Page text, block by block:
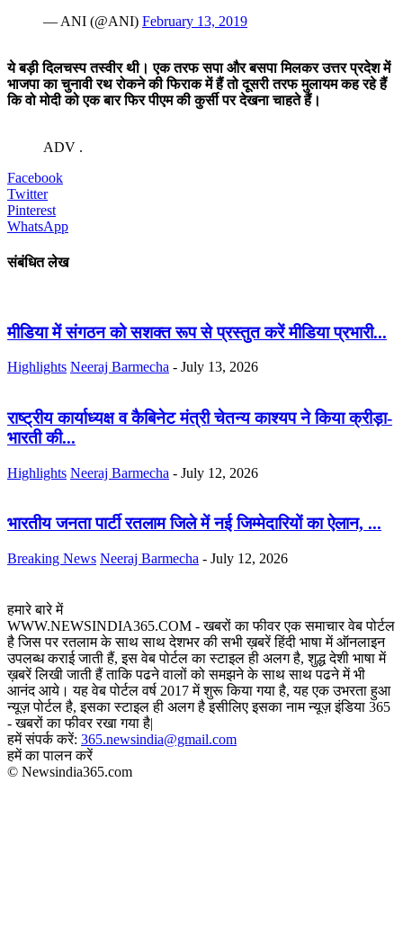
— ANI (@ANI) February 13, 2019
ये बड़ी दिलचस्प तस्वीर थी। एक तरफ सपा और बसपा मिलकर उत्तर प्रदेश में
भाजपा का चुनावी रथ रोकने की फिराक में हैं तो दूसरी तरफ मुलायम कह रहे हैं
कि वो मोदी को एक बार फिर पीएम की कुर्सी पर देखना चाहते हैं।
ADV .
Facebook
Twitter
Pinterest
WhatsApp
संबंधित लेख
मीडिया में संगठन को सशक्त रूप से प्रस्तुत करें मीडिया प्रभारी...
Highlights Neeraj Barmecha - July 13, 2026
राष्ट्रीय कार्याध्यक्ष व कैबिनेट मंत्री चेतन्य काश्यप ने किया क्रीड़ा-
भारती की...
Highlights Neeraj Barmecha - July 12, 2026
भारतीय जनता पार्टी रतलाम जिले में नई जिम्मेदारियों का ऐलान, ...
Breaking News Neeraj Barmecha - July 12, 2026
हमारे बारे में
WWW.NEWSINDIA365.COM - खबरों का फीवर एक समाचार वेब पोर्टल
है जिस पर रतलाम के साथ साथ देशभर की सभी ख़बरें हिंदी भाषा में ऑनलाइन
उपलब्ध कराई जाती हैं, इस वेब पोर्टल का स्टाइल ही अलग है, शुद्ध देशी भाषा में
ख़बरें लिखी जाती हैं ताकि पढने वालों को समझने के साथ साथ पढने में भी
आनंद आये। यह वेब पोर्टल वर्ष 2017 में शुरू किया गया है, यह एक उभरता हुआ
न्यूज़ पोर्टल है, इसका स्टाइल ही अलग है इसीलिए इसका नाम न्यूज़ इंडिया 365
- खबरों का फीवर रखा गया है|
हमें संपर्क करें: 365.newsindia@gmail.com
हमें का पालन करें
© Newsindia365.com